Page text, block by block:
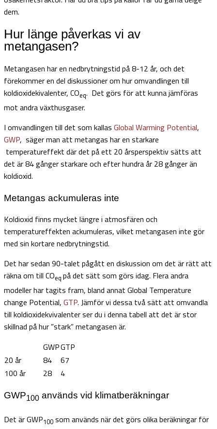
dem.
Hur länge påverkas vi av
metangasen?
Metangasen har en nedbrytningstid på 8-12 år, och det
förekommer en del diskussioner om hur omvandlingen till
koldioxidekivalenter, COeq. Det görs för att kunna jämföras
mot andra växthusgaser.
I omvandlingen till det som kallas Global Warming Potential,
GWP, säger man att metangas har en starkare
temperatureffekt där det på ett 20 årsperspektiv sätts att
det är 84 gånger starkare och efter hundra år 28 gånger än
koldioxid.
Metangas ackumuleras inte
Koldioxid finns mycket längre i atmosfären och
temperatureffekten ackumuleras, vilket metangasen inte gör
med sin kortare nedbrytningstid.
Det har sedan 90-talet pågått en diskussion om det är rätt att
räkna om till COeq på det sätt som görs idag. Flera andra
modeller har tagits fram, bland annat Global Temperature
change Potential, GTP. Jämför vi dessa två sätt att omvandla
till koldioxidekvivalenter ser du i denna tabell att det är stor
skillnad på hur ”stark” metangasen är.
GWPGTP
20 år
84
67
100 år
28 4
GWP100 används vid klimatberäkningar
Det är GWP100 som används när det görs olika beräkningar för